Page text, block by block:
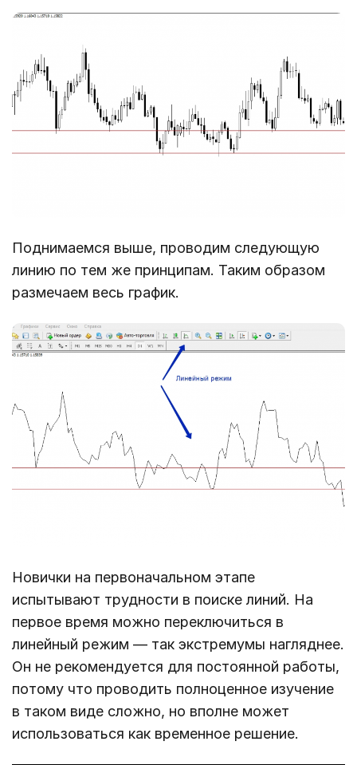
Поднимаемся выше, проводим следующую
линию по тем же принципам. Таким образом
размечаем весь график.
Новички на первоначальном этапе
испытывают трудности в поиске линий. На
первое время можно переключиться в
линейный режим ― так экстремумы нагляднее.
Он не рекомендуется для постоянной работы,
потому что проводить полноценное изучение
в таком виде сложно, но вполне может
использоваться как временное решение.